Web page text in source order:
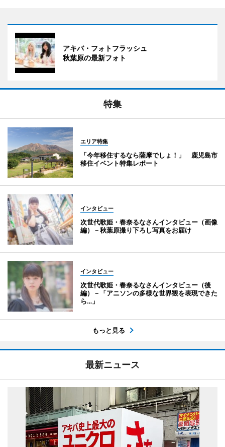
アキバ・フォトフラッシュ
秋葉原の最新フォト
特集
エリア特集
「今年移住するなら薩摩でしょ！」 鹿児島市
移住イベント特集レポート
インタビュー
次世代歌姫・春奈るなさんインタビュー（画像
編）－秋葉原撮り下ろし写真をお届け
インタビュー
次世代歌姫・春奈るなさんインタビュー（後
編）－「アニソンの多様な世界観を表現できた
ら…」
もっと見る
最新ニュース